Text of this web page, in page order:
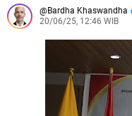
Bardha Khaswandha
20/06/25, 12:46 WIB